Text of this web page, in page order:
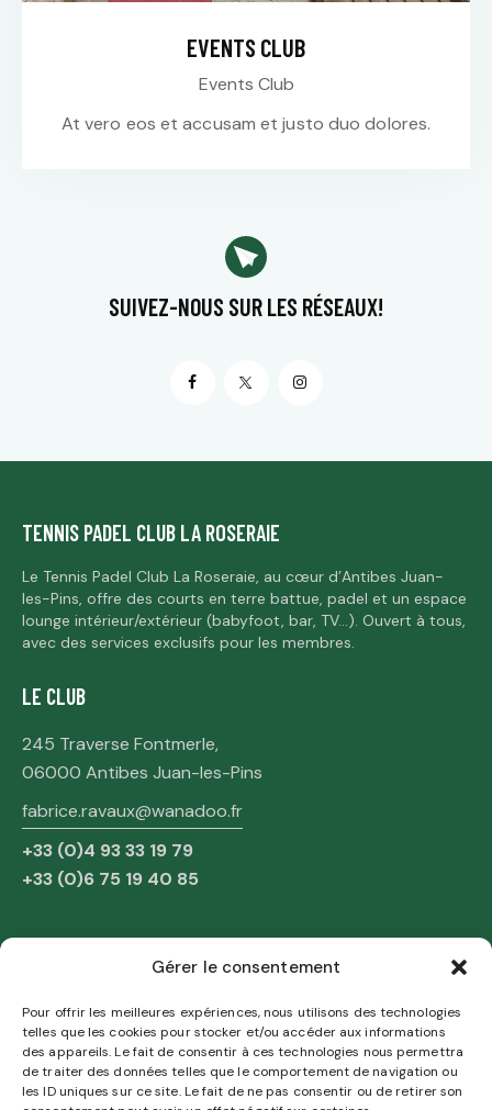
Gérer le consentement
Pour offrir les meilleures expériences, nous utilisons des technologies
telles que les cookies pour stocker et/ou accéder aux informations
des appareils. Le fait de consentir à ces technologies nous permettra
de traiter des données telles que le comportement de navigation ou
les ID uniques sur ce site. Le fait de ne pas consentir ou de retirer son
EVENTS CLUB
Events Club
At vero eos et accusam et justo duo dolores.
SUIVEZ-NOUS SUR LES RÉSEAUX!
TENNIS PADEL CLUB LA ROSERAIE
Le Tennis Padel Club La Roseraie, au cœur d’Antibes Juan-
les-Pins, offre des courts en terre battue, padel et un espace
lounge intérieur/extérieur (babyfoot, bar, TV…). Ouvert à tous,
avec des services exclusifs pour les membres.
LE CLUB
245 Traverse Fontmerle,
06000 Antibes Juan-les-Pins
fabrice.ravaux@wanadoo.fr
+33 (0)4 93 33 19 79
+33 (0)6 75 19 40 85
Mentions Légales
Politique de confidentialité